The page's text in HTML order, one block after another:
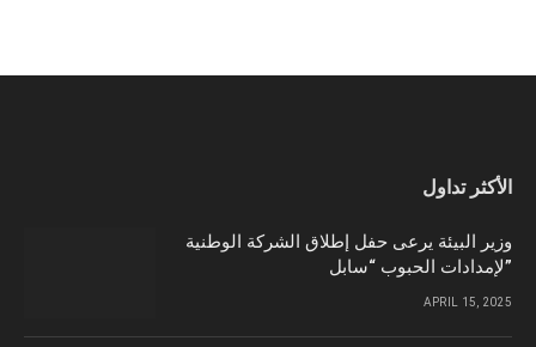
الأكثر تداول
وزير البيئة يرعى حفل إطلاق الشركة الوطنية
لإمدادات الحبوب “سابل”
APRIL 15, 2025